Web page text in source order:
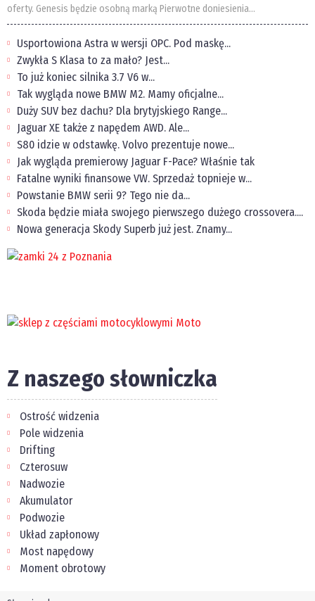
oferty. Genesis będzie osobną marką Pierwotne doniesienia...
Usportowiona Astra w wersji OPC. Pod maskę...
Zwykła S Klasa to za mało? Jest...
To już koniec silnika 3.7 V6 w...
Tak wygląda nowe BMW M2. Mamy oficjalne...
Duży SUV bez dachu? Dla brytyjskiego Range...
Jaguar XE także z napędem AWD. Ale...
S80 idzie w odstawkę. Volvo prezentuje nowe...
Jak wygląda premierowy Jaguar F-Pace? Właśnie tak
Fatalne wyniki finansowe VW. Sprzedaż topnieje w...
Powstanie BMW serii 9? Tego nie da...
Skoda będzie miała swojego pierwszego dużego crossovera....
Nowa generacja Skody Superb już jest. Znamy...
Z naszego słowniczka
Ostrość widzenia
Pole widzenia
Drifting
Czterosuw
Nadwozie
Akumulator
Podwozie
Układ zapłonowy
Most napędowy
Moment obrotowy